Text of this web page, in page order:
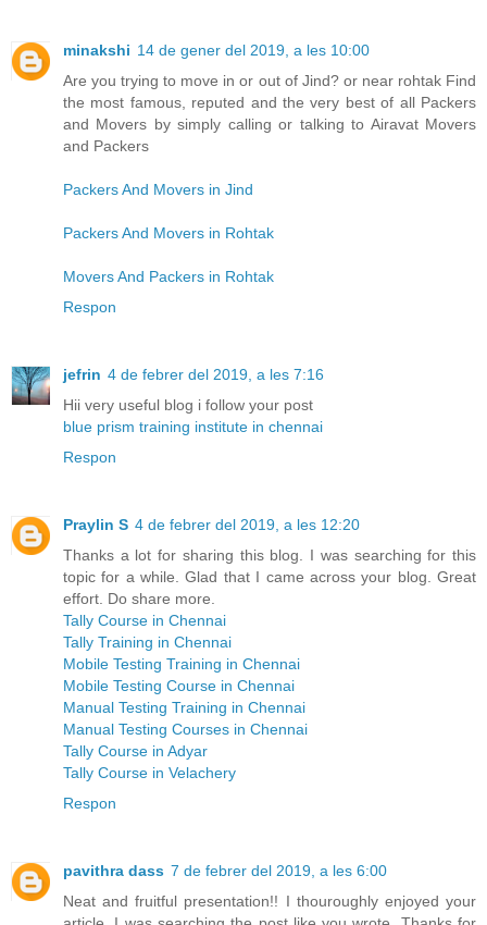
minakshi 14 de gener del 2019, a les 10:00
Are you trying to move in or out of Jind? or near rohtak Find
the most famous, reputed and the very best of all Packers
and Movers by simply calling or talking to Airavat Movers
and Packers
Packers And Movers in Jind
Packers And Movers in Rohtak
Movers And Packers in Rohtak
Respon
jefrin 4 de febrer del 2019, a les 7:16
Hii very useful blog i follow your post
blue prism training institute in chennai
Respon
Praylin S 4 de febrer del 2019, a les 12:20
Thanks a lot for sharing this blog. I was searching for this
topic for a while. Glad that I came across your blog. Great
effort. Do share more.
Tally Course in Chennai
Tally Training in Chennai
Mobile Testing Training in Chennai
Mobile Testing Course in Chennai
Manual Testing Training in Chennai
Manual Testing Courses in Chennai
Tally Course in Adyar
Tally Course in Velachery
Respon
pavithra dass 7 de febrer del 2019, a les 6:00
Neat and fruitful presentation!! I thouroughly enjoyed your